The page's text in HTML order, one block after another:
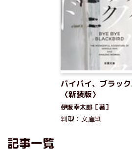
バイバイ、ブラッ
〈新装版〉
伊坂幸太郎［著］
判型：文庫判
記事一覧